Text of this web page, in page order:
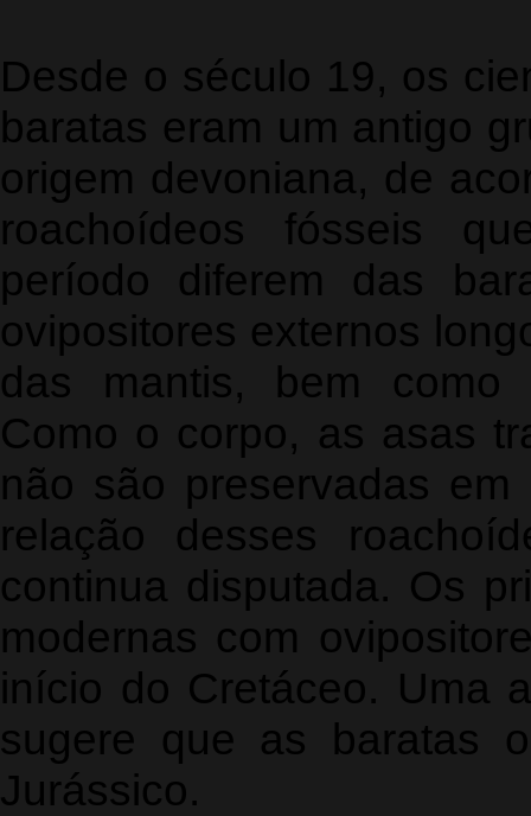
Desde o século 19, os
baratas eram um antigo
origem devoniana, de
roachoídeos fósseis
período diferem das
ovipositores externos
das mantis, bem como
Como o corpo, as asas
não são preservadas
relação desses
continua disputada. Os
modernas com
início do Cretáceo. Uma
sugere que as baratas
Jurássico.